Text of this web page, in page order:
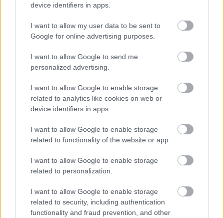
device identifiers in apps.
I want to allow my user data to be sent to
Google for online advertising purposes.
I want to allow Google to send me
personalized advertising.
I want to allow Google to enable storage
related to analytics like cookies on web or
device identifiers in apps.
I want to allow Google to enable storage
related to functionality of the website or app.
I want to allow Google to enable storage
related to personalization.
I want to allow Google to enable storage
related to security, including authentication
functionality and fraud prevention, and other
Rūgts!Latvijā
slavenākais japānis
Masaki mijis gredzenus
ar mīļoto – kāzās
izskanēja arī īpaši
skaista latviešu
gatavs
ar Putinu; Slaidiņš
pasaka, kas visu varētu
izšķirt